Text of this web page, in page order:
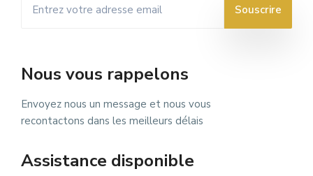
Nous vous rappelons
Envoyez nous un message et nous vous
recontactons dans les meilleurs délais
Assistance disponible